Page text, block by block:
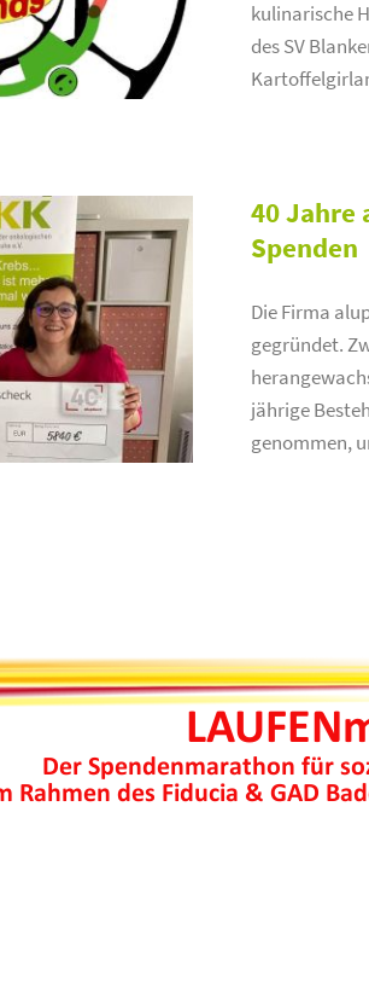
kulinarische
des SV
40 Jahre
Spenden
Die Firma
gegründet.
jährige
genommen,